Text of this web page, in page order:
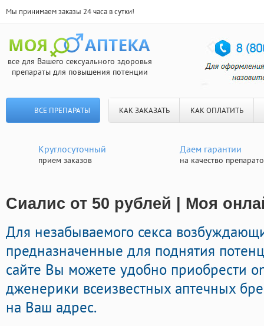
Мы принимаем заказы 24 часа в сутки!
все для Вашего сексуального здоровья
препараты для повышения потенции
ВСЕ ПРЕПАРАТЫ КАК ЗАКАЗАТЬ КАК ОПЛАТИТЬ
Круглосуточный
прием заказов
Даем гарантии
на качество
Сиалис от 50 рублей | Моя
Для незабываемого секса
предназначенные для поднятия
сайте Вы можете удобно приобрести
дженерики всеизвестных аптечных
на Ваш адрес.